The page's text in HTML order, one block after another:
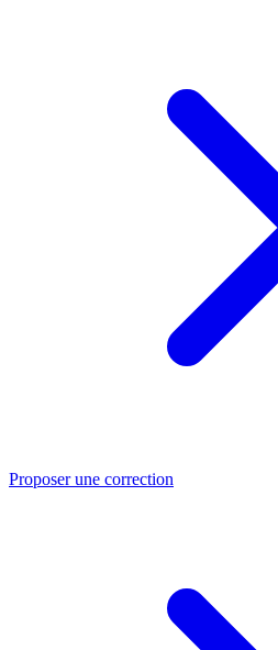
Proposer une correction